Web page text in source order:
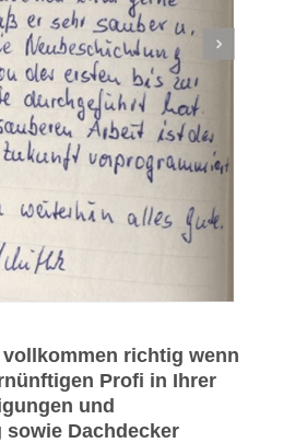
richtig wenn
Profi in Ihrer
und
Dachdecker